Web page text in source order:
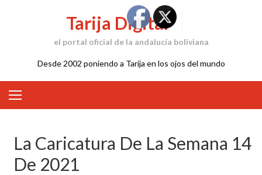
Tarija Digital
el portal oficial de la andalucía boliviana
Desde 2002 poniendo a Tarija en los ojos del mundo
La Caricatura De La Semana 14
De 2021